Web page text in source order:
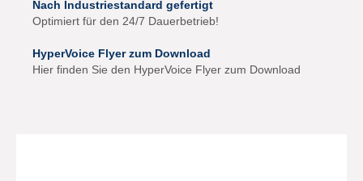
Nach Industriestandard gefertigt
Optimiert für den 24/7 Dauerbetrieb!
HyperVoice Flyer zum Download
Hier finden Sie den HyperVoice Flyer zum Download